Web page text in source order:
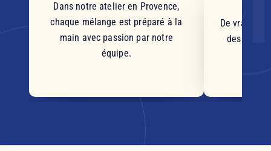
Dans notre atelier en Provence,
chaque mélange est préparé à la
main avec passion par notre
équipe.
De vrais
des